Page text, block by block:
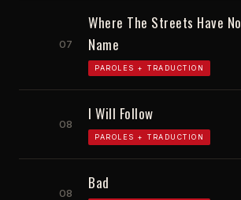
07
Where The Streets Have No
Name
PAROLES + TRADUCTION
08
I Will Follow
PAROLES + TRADUCTION
08
Bad